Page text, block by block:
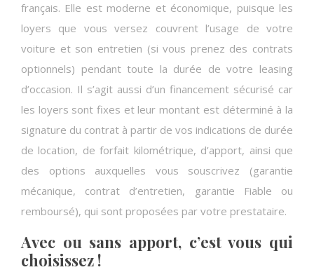
français. Elle est moderne et économique, puisque les
loyers que vous versez couvrent l’usage de votre
voiture et son entretien (si vous prenez des contrats
optionnels) pendant toute la durée de votre leasing
d’occasion. Il s’agit aussi d’un financement sécurisé car
les loyers sont fixes et leur montant est déterminé à la
signature du contrat à partir de vos indications de durée
de location, de forfait kilométrique, d’apport, ainsi que
des options auxquelles vous souscrivez (garantie
mécanique, contrat d’entretien, garantie Fiable ou
remboursé), qui sont proposées par votre prestataire.
Avec ou sans apport, c’est vous qui
choisissez !